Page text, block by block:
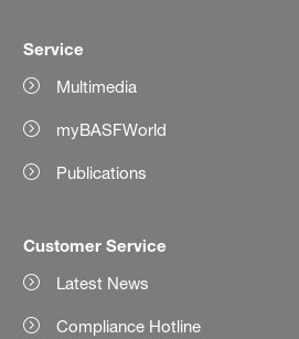
Service
Multimedia
myBASFWorld
Publications
Customer Service
Latest News
Compliance Hotline